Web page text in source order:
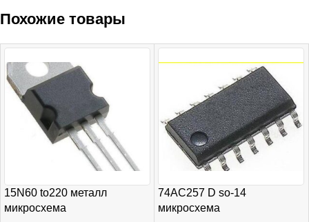
Похожие товары
15N60 to220 металл
микросхема
74AC257 D so-14
микросхема